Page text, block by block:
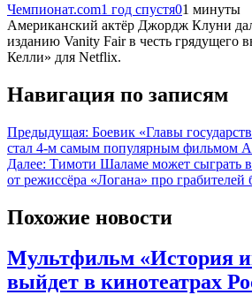
Чемпионат.com1 год спустя01 минуты
Американский актёр Джордж Клуни
изданию Vanity Fair в честь грядущего
Келли» для Netflix.
Навигация по записям
Предыдущая: Боевик «Главы
стал 4-м самым популярным фильмом
Далее: Тимоти Шаламе может сыграть
от режиссёра «Логана» про грабителей
Похожие новости
Мультфильм «История
выйдет в кинотеатрах